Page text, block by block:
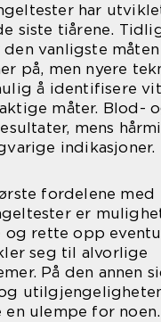
har
siste tiårene.
vanligste måten
på, men nyere
å identifisere
måter. Blod-
mens
indikasjoner.
fordelene med
er
og rette opp
seg til alvorlige
På den annen
ulempe for noen.